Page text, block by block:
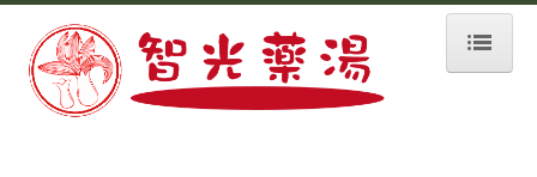
ホーム